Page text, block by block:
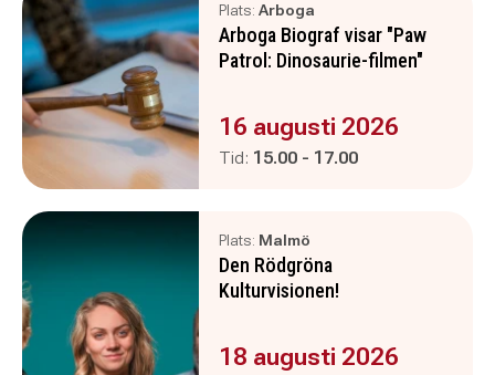
Plats: Arboga
Arboga Biograf visar "Paw
Patrol: Dinosaurie-filmen"
Evenemanget är :
16 augusti 2026
Tid: Pågår mellan
15.00 - och
17.00
Plats: Malmö
Den Rödgröna
Kulturvisionen!
Evenemanget är :
18 augusti 2026